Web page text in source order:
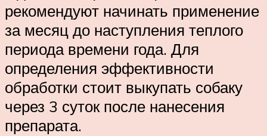
рекомендуют начинать применение
за месяц до наступления теплого
периода времени года. Для
определения эффективности
обработки стоит выкупать собаку
через 3 суток после нанесения
препарата.